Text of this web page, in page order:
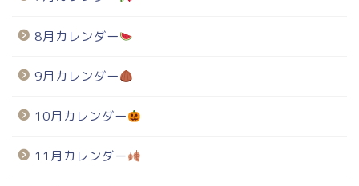
8月カレンダー
9月カレンダー
10月カレンダー
11月カレンダー